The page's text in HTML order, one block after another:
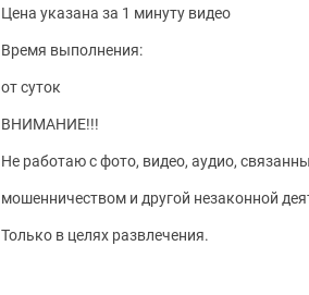
Цена указана за 1 минуту видео
Время выполнения:
от суток
ВНИМАНИЕ!!!
Не работаю с фото, видео, аудио,
мошенничеством и другой незаконной
Только в целях развлечения.